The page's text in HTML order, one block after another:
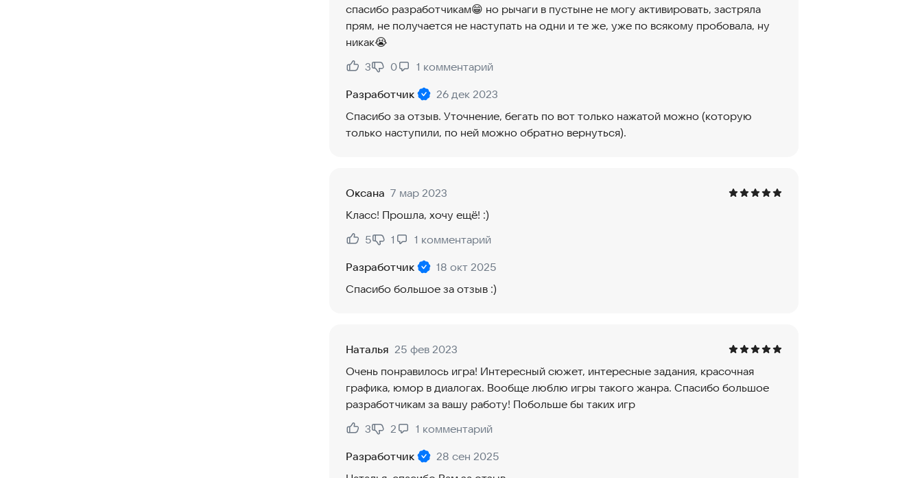
спасибо разработчикам😁 но рычаги в пустыне не могу активировать, застряла
прям, не получается не наступать на одни и те же, уже по всякому пробовала, ну
никак😭
Нравится:
3
Не нравится:
0 1 комментарий
Разработчик
26 дек 2023
Спасибо за отзыв. Уточнение, бегать по вот только нажатой можно (которую
только наступили, по ней можно обратно вернуться).
Оксана 7 мар 2023
Класс! Прошла, хочу ещё! :)
Нравится:
5
Не нравится:
1 1 комментарий
Разработчик
18 окт 2025
Спасибо большое за отзыв :)
Наталья 25 фев 2023
Очень понравилось игра! Интересный сюжет, интересные задания, красочная
графика, юмор в диалогах. Вообще люблю игры такого жанра. Спасибо большое
разработчикам за вашу работу! Побольше бы таких игр
Нравится:
3
Не нравится:
2 1 комментарий
Разработчик
28 сен 2025